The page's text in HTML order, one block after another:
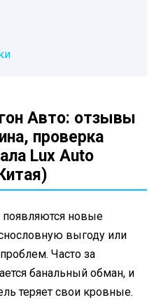
Авто: отзывы
проверка
Lux Auto
новые
выгоду или
Часто за
банальный обман, и
теряет свои кровные.